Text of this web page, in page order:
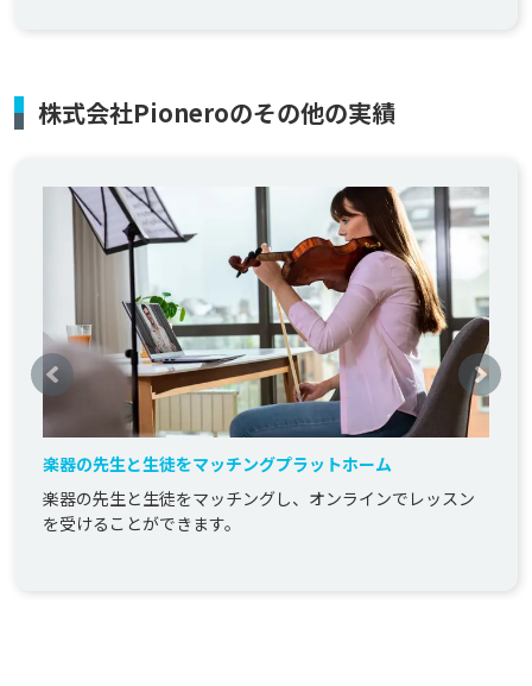
株式会社Pioneroのその他の実績
楽器の先生と生徒をマッチングプラットホーム
楽器の先生と生徒をマッチングし、オンラインでレッスン
を受けることができます。